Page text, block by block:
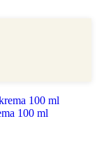
100 ml